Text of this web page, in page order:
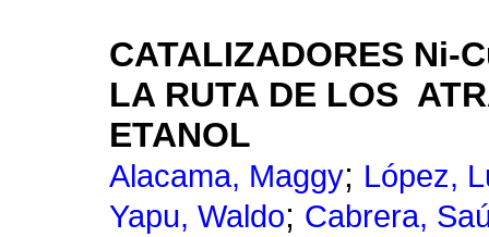
CATALIZADORES Ni-
LA RUTA DE LOS
ETANOL
Alacama, Maggy; López,
Yapu, Waldo; Cabrera,